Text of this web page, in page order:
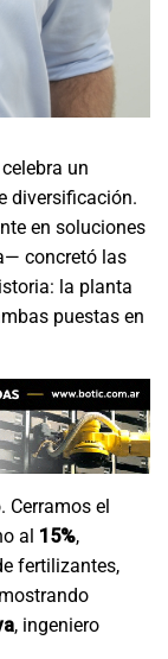
celebra un
diversificación.
en soluciones
concretó las
la planta
puestas en
Cerramos el
al 15%,
fertilizantes,
, ingeniero